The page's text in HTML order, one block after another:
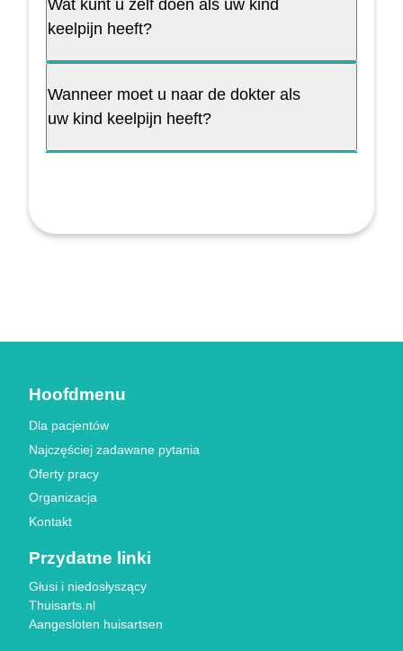
Wat kunt u zelf doen als uw kind
keelpijn heeft?
Wanneer moet u naar de dokter als
uw kind keelpijn heeft?
Hoofdmenu
Dla pacjentów
Najczęściej zadawane pytania
Oferty pracy
Organizacja
Kontakt
Przydatne linki
Głusi i niedosłyszący
Thuisarts.nl
Aangesloten huisartsen